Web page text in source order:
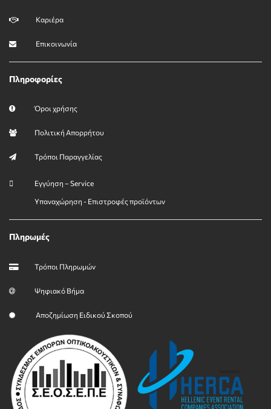
Καριέρα
Επικοινωνία
Πληροφορίες
Όροι χρήσης
Πολιτική Απορρήτου
Τρόποι Παραγγελίας
Εγγύηση – Service
Υπαναχώρηση - Επιστροφές προϊόντων
Πληρωμές
Τρόποι Πληρωμών
Ψηφιακό Βήμα
Αποζημίωση Ειδικού Σκοπού